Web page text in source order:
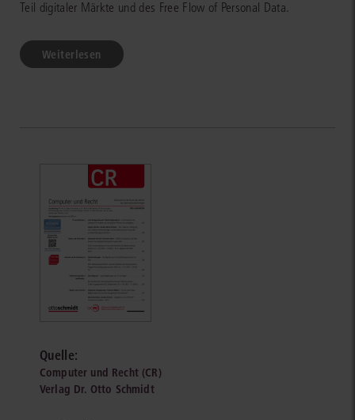
Teil digitaler Märkte und des Free Flow of Personal Data.
Weiterlesen
Quelle:
Computer und Recht (CR)
Verlag Dr. Otto Schmidt